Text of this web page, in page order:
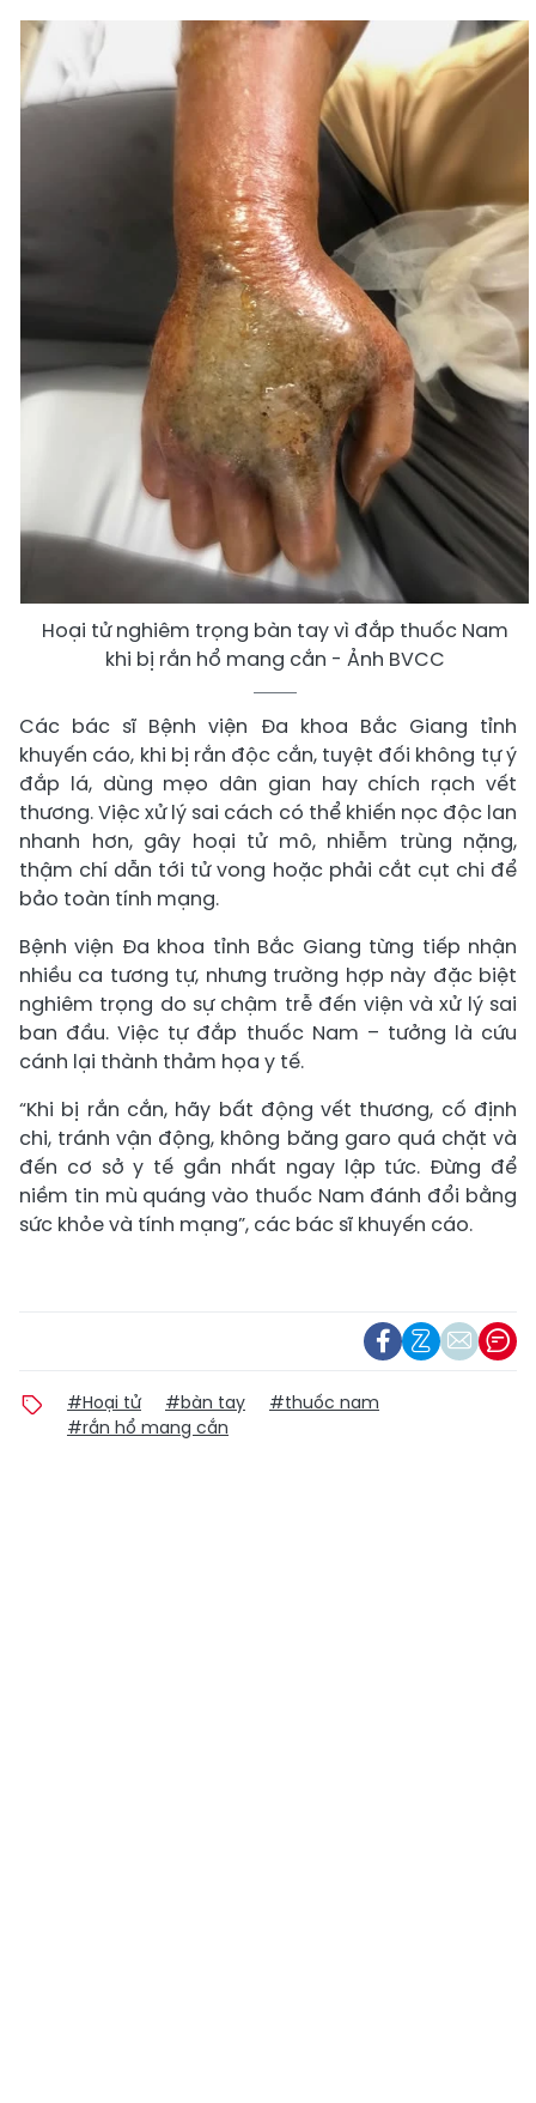
Hoại tử nghiêm trọng bàn tay vì đắp thuốc Nam
khi bị rắn hổ mang cắn - Ảnh BVCC
Các bác sĩ Bệnh viện Đa khoa Bắc Giang tỉnh
khuyến cáo, khi bị rắn độc cắn, tuyệt đối không tự ý
đắp lá, dùng mẹo dân gian hay chích rạch vết
thương. Việc xử lý sai cách có thể khiến nọc độc lan
nhanh hơn, gây hoại tử mô, nhiễm trùng nặng,
thậm chí dẫn tới tử vong hoặc phải cắt cụt chi để
bảo toàn tính mạng.
Bệnh viện Đa khoa tỉnh Bắc Giang từng tiếp nhận
nhiều ca tương tự, nhưng trường hợp này đặc biệt
nghiêm trọng do sự chậm trễ đến viện và xử lý sai
ban đầu. Việc tự đắp thuốc Nam – tưởng là cứu
cánh lại thành thảm họa y tế.
“Khi bị rắn cắn, hãy bất động vết thương, cố định
chi, tránh vận động, không băng garo quá chặt và
đến cơ sở y tế gần nhất ngay lập tức. Đừng để
niềm tin mù quáng vào thuốc Nam đánh đổi bằng
sức khỏe và tính mạng”, các bác sĩ khuyến cáo.
#Hoại tử #bàn tay
#thuốc nam
#rắn hổ mang cắn